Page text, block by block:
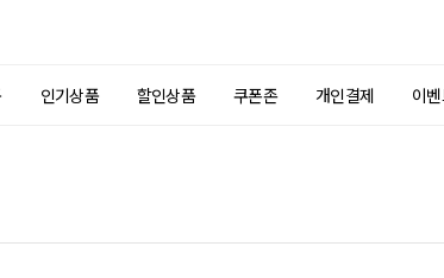
인기상품 할인상품 쿠폰존 개인결제 이